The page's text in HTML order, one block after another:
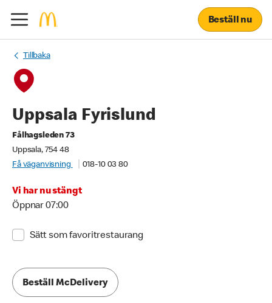
Beställ nu
Tillbaka
Uppsala Fyrislund
Fålhagsleden 73
Uppsala, 754 48
Få väganvisning
018-10 03 80
Vi har nu stängt
Öppnar 07:00
Sätt som favoritrestaurang
Beställ McDelivery